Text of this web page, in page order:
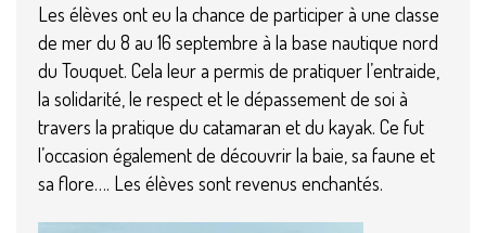
Les élèves ont eu la chance de participer à une classe
de mer du 8 au 16 septembre à la base nautique nord
du Touquet. Cela leur a permis de pratiquer l’entraide,
la solidarité, le respect et le dépassement de soi à
travers la pratique du catamaran et du kayak. Ce fut
l’occasion également de découvrir la baie, sa faune et
sa flore…. Les élèves sont revenus enchantés.